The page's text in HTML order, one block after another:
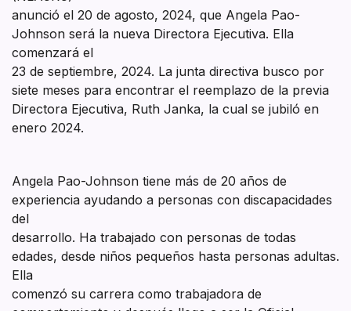
anunció el 20 de agosto, 2024, que Angela Pao-
Johnson será la nueva Directora Ejecutiva. Ella
comenzará el
23 de septiembre, 2024. La junta directiva busco por
siete meses para encontrar el reemplazo de la previa
Directora Ejecutiva, Ruth Janka, la cual se jubiló en
enero 2024.
Angela Pao-Johnson tiene más de 20 años de
experiencia ayudando a personas con discapacidades
del
desarrollo. Ha trabajado con personas de todas
edades, desde niños pequeños hasta personas adultas.
Ella
comenzó su carrera como trabajadora de